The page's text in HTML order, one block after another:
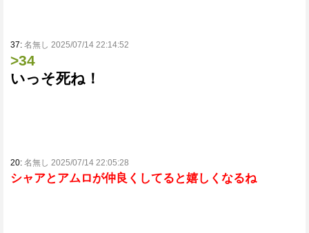
37: 名無し 2025/07/14 22:14:52
>34
いっそ死ね！
20: 名無し 2025/07/14 22:05:28
シャアとアムロが仲良くしてると嬉しくなるね